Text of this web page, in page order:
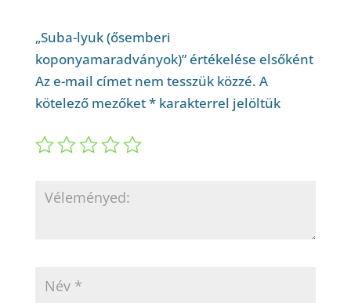
„Suba-lyuk (ősemberi
koponyamaradványok)” értékelése elsőként
Az e-mail címet nem tesszük közzé. A
kötelező mezőket*karakterrel jelöltük